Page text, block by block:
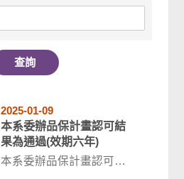
查詢
2025-01-09
本系委辦品保計畫認可結
果為通過(效期六年)
本系委辦品保計畫認可結